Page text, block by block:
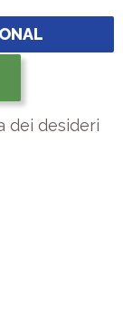
dei desideri